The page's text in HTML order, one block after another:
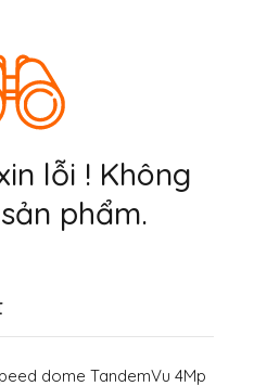
dome TandemVu 4Mp
lỗi ! Không
phẩm.